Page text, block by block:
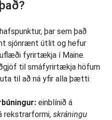
þar sem það
sjónrænt útlit og hefur
fyrirtækja í Maine.
til smáfyrirtækja höfum
til að ná yfir alla þætti:
einblínið á
rekstrarformi, skráningu